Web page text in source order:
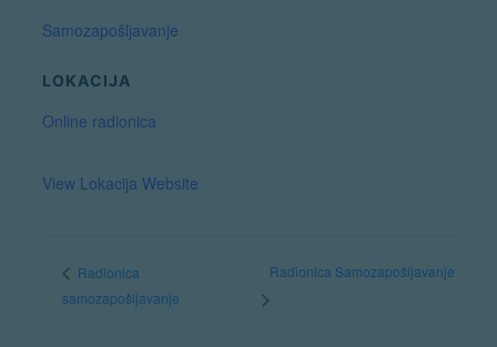
Samozapošljavanje
LOKACIJA
Online radionica
View Lokacija Website
Radionica
samozapošljavanje
Radionica Samozapošljavanje